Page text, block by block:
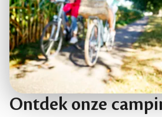
Ontdek onze